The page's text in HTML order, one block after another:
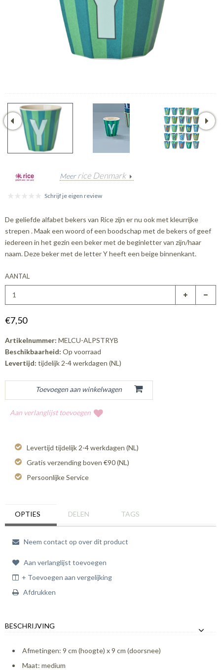
Meerrice Denmark
Schrijf je eigen review
De geliefde alfabet bekers van Rice zijn er nu ook met kleurrijke
strepen . Maak een woord of een boodschap met de bekers of geef
iedereen in het gezin een beker met de beginletter van zijn/haar
naam. Deze beker met de letter Y heeft een beige binnenkant.
AANTAL
€7,50
Artikelnummer: MELCU-ALPSTRYB
Beschikbaarheid: Op voorraad
Levertijd: tijdelijk 2-4 werkdagen (NL)
Aan verlanglijst toevoegen
Levertijd tijdelijk 2-4 werkdagen (NL)
Gratis verzending boven €90 (NL)
Persoonlijke Service
OPTIES DELEN TAGS
Neem contact op over dit product
Aan verlanglijst toevoegen
+ Toevoegen aan vergelijking
Afdrukken
BESCHRIJVING
Afmetingen: 9 cm (hoogte) x 9 cm (doorsnee)
Maat: medium